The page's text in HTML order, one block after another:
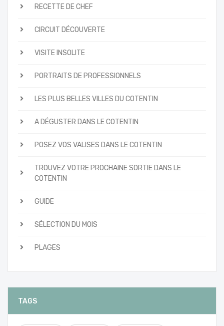
RECETTE DE CHEF
CIRCUIT DÉCOUVERTE
VISITE INSOLITE
PORTRAITS DE PROFESSIONNELS
LES PLUS BELLES VILLES DU COTENTIN
A DÉGUSTER DANS LE COTENTIN
POSEZ VOS VALISES DANS LE COTENTIN
TROUVEZ VOTRE PROCHAINE SORTIE DANS LE
COTENTIN
GUIDE
SÉLECTION DU MOIS
PLAGES
TAGS